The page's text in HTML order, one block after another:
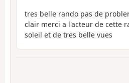
tres belle rando pas de
clair merci a l'acteur de cette
soleil et de tres belle vues